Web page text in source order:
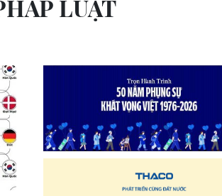
LUẬT